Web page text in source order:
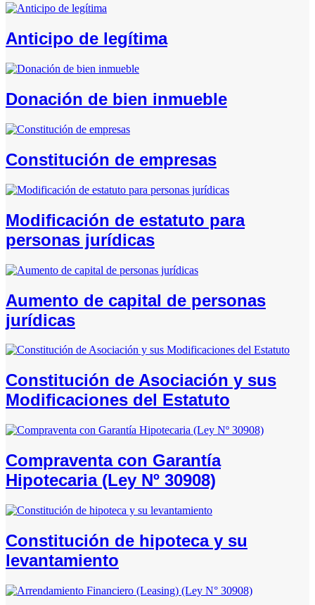
Anticipo de legítima
Donación de bien inmueble
Constitución de empresas
Modificación de estatuto para
personas jurídicas
Aumento de capital de personas
jurídicas
Constitución de Asociación y sus
Modificaciones del Estatuto
Compraventa con Garantía
Hipotecaria (Ley Nº 30908)
Constitución de hipoteca y su
levantamiento